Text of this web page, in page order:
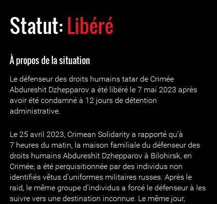
Statut:Libéré
À propos de la situation
Le défenseur des droits humains tatar de Crimée
Abdureshit Dzhepparov a été libéré le 7 mai 2023 après
avoir été condamné à 12 jours de détention
administrative.
Le 25 avril 2023, Crimean Solidarity a rapporté qu’à
7 heures du matin, la maison familiale du défenseur des
droits humains Abdureshit Dzhepparov à Bilohirsk, en
Crimée, a été perquisitionnée par des individus non
identifiés vêtus d’uniformes militaires russes. Après le
raid, le même groupe d’individus a forcé le défenseur à les
suivre vers une destination inconnue. Le même jour,